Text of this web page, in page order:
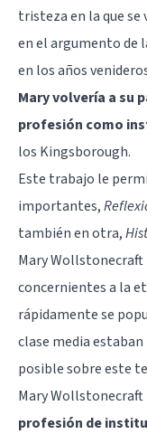
tristeza en la que se
en el argumento de
en los años
Mary volvería a su
profesión como
los Kingsborough.
Este trabajo le
importantes,
también en otra,
Mary
concernientes a la
rápidamente se
clase media
posible sobre este
Mary Wollstonecraft
profesión de